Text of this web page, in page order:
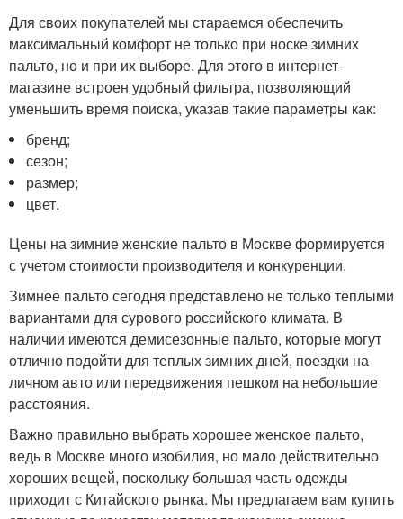
Для своих покупателей мы стараемся обеспечить
максимальный комфорт не только при носке зимних
пальто, но и при их выборе. Для этого в интернет-
магазине встроен удобный фильтра, позволяющий
уменьшить время поиска, указав такие параметры как:
бренд;
сезон;
размер;
цвет.
Цены на зимние женские пальто в Москве формируется
с учетом стоимости производителя и конкуренции.
Зимнее пальто сегодня представлено не только теплыми
вариантами для сурового российского климата. В
наличии имеются демисезонные пальто, которые могут
отлично подойти для теплых зимних дней, поездки на
личном авто или передвижения пешком на небольшие
расстояния.
Важно правильно выбрать хорошее женское пальто,
ведь в Москве много изобилия, но мало действительно
хороших вещей, поскольку большая часть одежды
приходит с Китайского рынка. Мы предлагаем вам купить